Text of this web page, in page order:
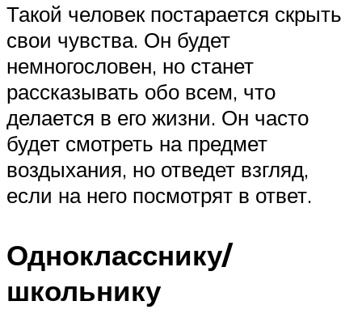
Такой человек постарается скрыть
свои чувства. Он будет
немногословен, но станет
рассказывать обо всем, что
делается в его жизни. Он часто
будет смотреть на предмет
воздыхания, но отведет взгляд,
если на него посмотрят в ответ.
Однокласснику/
школьнику